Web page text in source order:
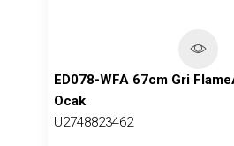
ED078-WFA 67cm Gri
Ocak
U2748823462